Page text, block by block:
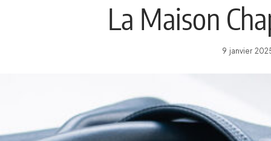
La Maison
9 janvier